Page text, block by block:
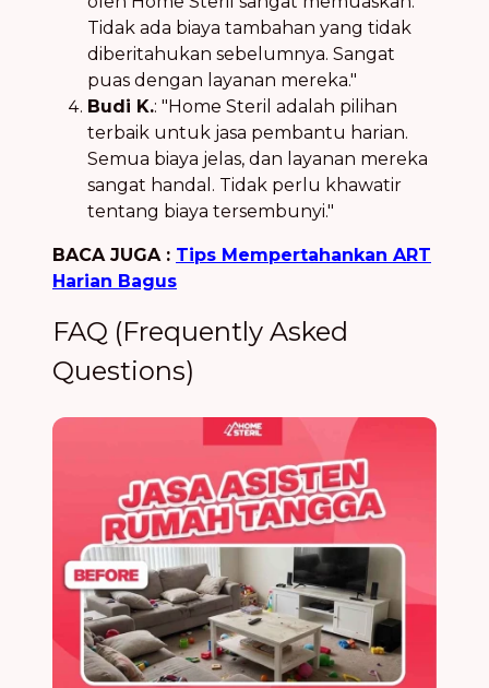
Tidak ada biaya tambahan yang tidak
diberitahukan sebelumnya. Sangat
puas dengan layanan mereka."
Budi K.: "Home Steril adalah pilihan
terbaik untuk jasa pembantu harian.
Semua biaya jelas, dan layanan mereka
sangat handal. Tidak perlu khawatir
tentang biaya tersembunyi."
BACA JUGA : Tips Mempertahankan ART
Harian Bagus
FAQ (Frequently Asked
Questions)